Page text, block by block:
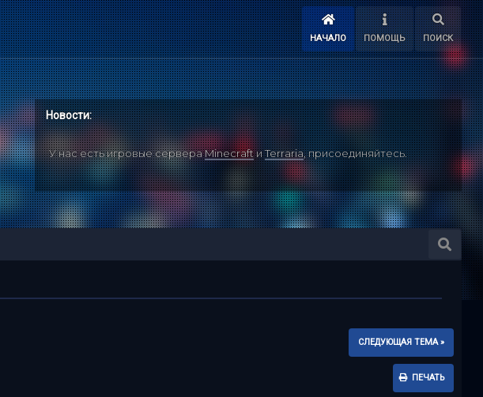
НАЧАЛО ПОМОЩЬ ПОИСК
Новости:
У нас есть игровые сервераMinecraftиTerraria, присоединяйтесь.
СЛЕДУЮЩАЯ ТЕМА »
ПЕЧАТЬ